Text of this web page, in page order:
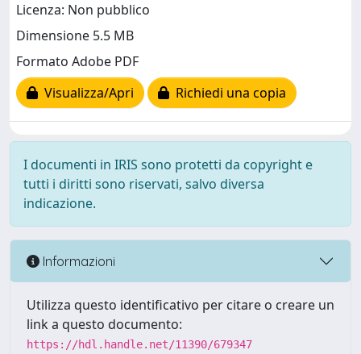
Licenza: Non pubblico
Dimensione 5.5 MB
Formato Adobe PDF
Visualizza/Apri
Richiedi una copia
I documenti in IRIS sono protetti da copyright e
tutti i diritti sono riservati, salvo diversa
indicazione.
Informazioni
Utilizza questo identificativo per citare o creare un
link a questo documento:
https://hdl.handle.net/11390/679347